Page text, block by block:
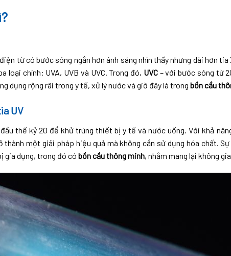
từ có bước sóng ngắn hơn ánh sáng nhìn thấy nhưng dài hơn
loại chính: UVA, UVB và UVC. Trong đó, UVC– với bước sóng từ
dụng rộng rãi trong y tế, xử lý nước và giờ đây là trong bồn cầu
UV
thế kỷ 20 để khử trùng thiết bị y tế và nước uống. Với khả
một giải pháp hiệu quả mà không cần sử dụng hóa chất.
gia dụng, trong đó có bồn cầu thông minh, nhằm mang lại không